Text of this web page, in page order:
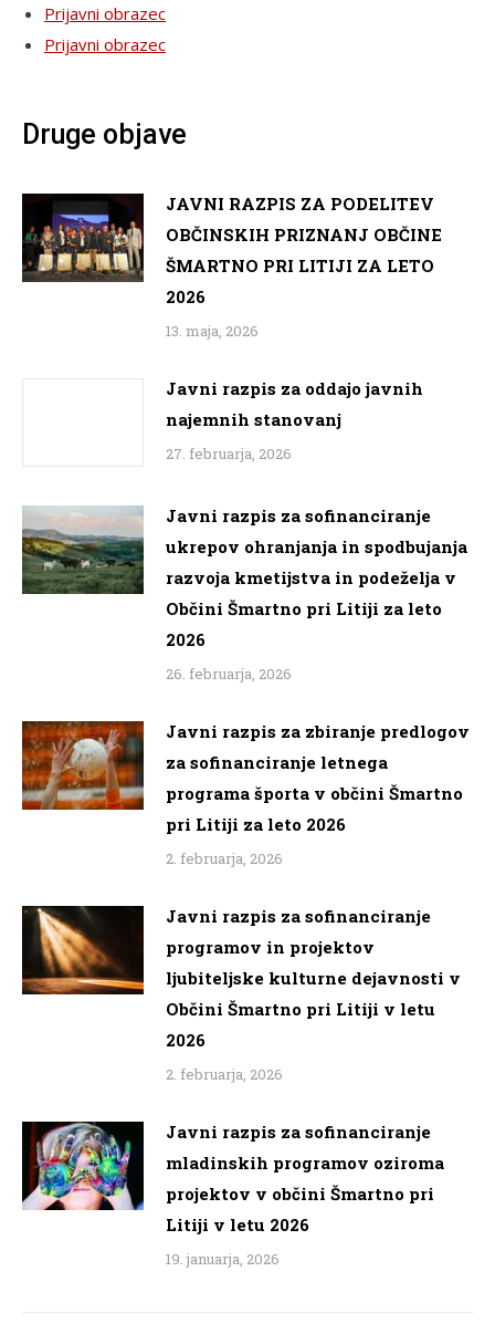
Prijavni obrazec
Prijavni obrazec
Druge objave
JAVNI RAZPIS ZA PODELITEV
OBČINSKIH PRIZNANJ OBČINE
ŠMARTNO PRI LITIJI ZA LETO
2026
13. maja, 2026
Javni razpis za oddajo javnih
najemnih stanovanj
27. februarja, 2026
Javni razpis za sofinanciranje
ukrepov ohranjanja in spodbujanja
razvoja kmetijstva in podeželja v
Občini Šmartno pri Litiji za leto
2026
26. februarja, 2026
Javni razpis za zbiranje predlogov
za sofinanciranje letnega
programa športa v občini Šmartno
pri Litiji za leto 2026
2. februarja, 2026
Javni razpis za sofinanciranje
programov in projektov
ljubiteljske kulturne dejavnosti v
Občini Šmartno pri Litiji v letu
2026
2. februarja, 2026
Javni razpis za sofinanciranje
mladinskih programov oziroma
projektov v občini Šmartno pri
Litiji v letu 2026
19. januarja, 2026